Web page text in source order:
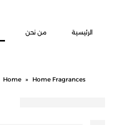
الرئيسية من نحن
Home » Home Fragrances